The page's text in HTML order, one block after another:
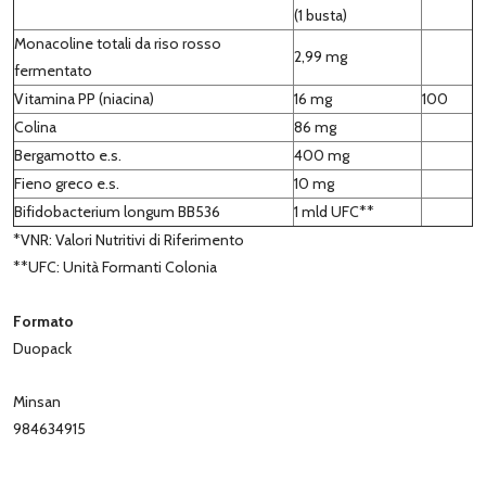
(1 busta)
Monacoline totali da riso rosso
fermentato
2,99 mg
Vitamina PP (niacina) 16 mg
100
Colina
86 mg
Bergamotto e.s.
400 mg
Fieno greco e.s.
10 mg
Bifidobacterium longum BB536
1 mld UFC**
*VNR: Valori Nutritivi di Riferimento
**UFC: Unità Formanti Colonia
Formato
Duopack
Minsan
984634915